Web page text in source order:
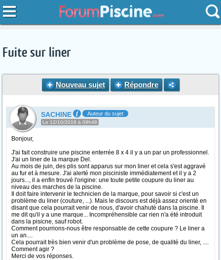
Fuite sur liner
Nouveau sujet Répondre
SACHINE Auteur du sujet
Le 12/10/2019 à 09h48
Bonjour,
J'ai fait construire une piscine enterrée 8 x 4 il y a un par un professionnel.
J'ai un liner de la marque Del.
Au mois de juin, des plis sont apparus sur mon liner et cela s'est aggravé
au fur et à mesure. J'ai alerté mon pisciniste immédiatement et il y a 2
jours..., il a enfin trouvé l'origine: une toute petite coupure du liner au
niveau des marches de la piscine.
Il doit faire intervenir le technicien de la marque, pour savoir si c'est un
problème du liner (couture, ...). Mais le discours est déjà assez orienté en
disant que cela pourrait venir de nous, d'avoir chahuté dans la piscine. Il
me dit qu'il y a une marque... Incompréhensible car rien n'a été introduit
dans la pisicne, sauf robot.
Comment pourrions-nous être responsable de cette coupure ? Le liner a
un an....
Cela pourrait très bien venir d'un problème de pose, de qualité du liner, ....
Comment agir ?
Merci de vos réponses.